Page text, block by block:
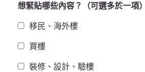
想緊貼哪些內容？（可選多於一項）
移民、海外樓
買樓
裝修、設計、驗樓